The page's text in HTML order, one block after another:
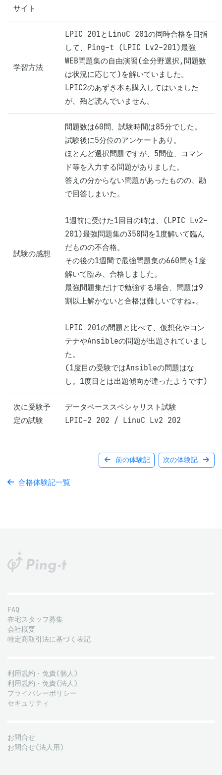
サイト
学習方法
LPIC 201とLinuC 201の同時合格を目指
して、Ping-t (LPIC Lv2-201)最強
WEB問題集の自由演習(全分野選択,問題数
は状況に応じて)を解いていました。
LPIC2のあずき本も購入してはいました
が、殆ど読んでいません。
試験の感想
問題数は60問、試験時間は85分でした。
試験後に5分位のアンケートあり。
ほとんど選択問題ですが、5問位、コマン
ド等を入力する問題がありました。
答えの分からない問題があったものの、勘
で回答しまいた。
1週前に受けた1回目の時は、(LPIC Lv2-
201)最強問題集の350問を1度解いて臨ん
だものの不合格。
その後の1週間で最強問題集の660問を1度
解いて臨み、合格しました。
最強問題集だけで勉強する場合、問題は9
割以上解かないと合格は難しいですね…。
LPIC 201の問題と比べて、仮想化やコン
テナやAnsibleの問題が出題されていまし
た。
(1度目の受験ではAnsibleの問題はな
し。1度目とは出題傾向が違ったようです)
次に受験予
定の試験
データベーススペシャリスト試験
LPIC-2 202 / LinuC Lv2 202
前の体験記 次の体験記
合格体験記一覧
FAQ
在宅スタッフ募集
会社概要
特定商取引法に基づく表記
利用規約・免責(個人)
利用規約・免責(法人)
プライバシーポリシー
セキュリティ
お問合せ
お問合せ(法人用)